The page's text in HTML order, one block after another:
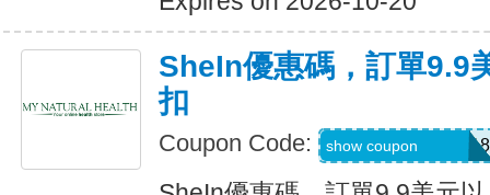
SheIn優惠碼，訂單9.9
扣
Coupon Code: A6USquimimo7718
show coupon